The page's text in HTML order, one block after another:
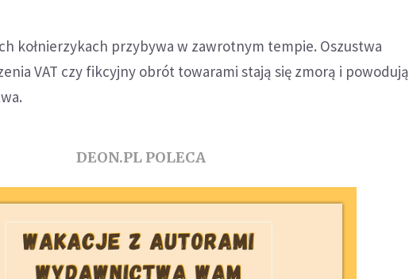
kołnierzykach przybywa w zawrotnym tempie. Oszustwa
VAT czy fikcyjny obrót towarami stają się zmorą i powodują
DEON.PL POLECA